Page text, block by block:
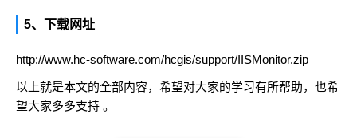
5、下载网址
http://www.hc-software.com/hcgis/support/IISMonitor.zip
以上就是本文的全部内容，希望对大家的学习有所帮助，也希
望大家多多支持 。